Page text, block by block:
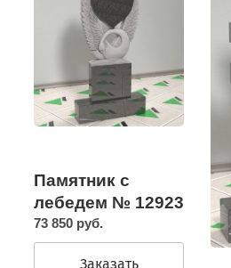
Памятник с
лебедем № 12923
73 850 руб.
Заказать